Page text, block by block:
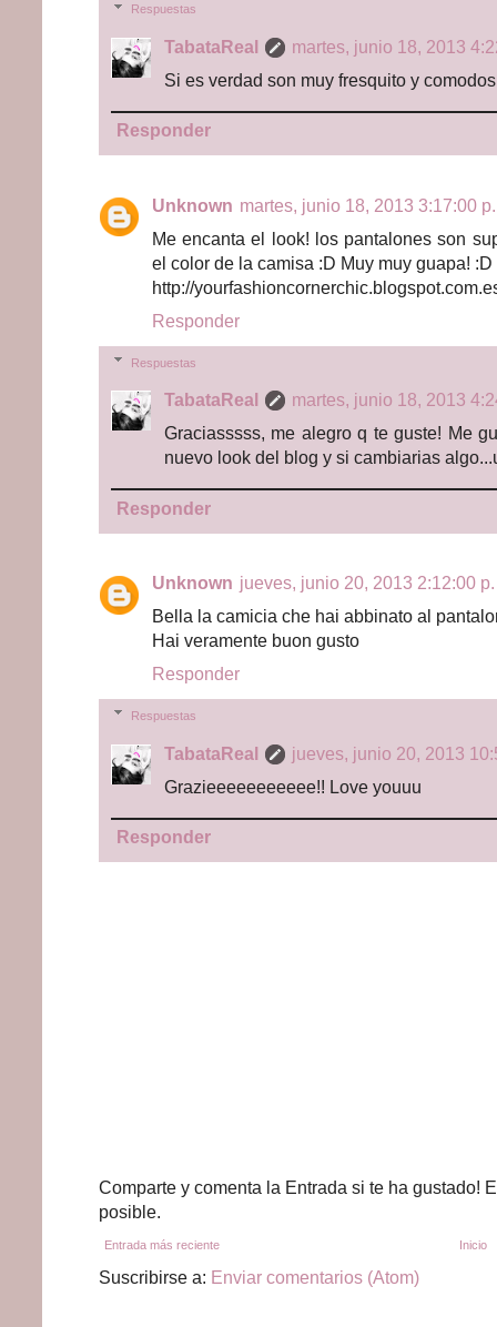
Respuestas
TabataReal
martes, junio 18, 2013
Si es verdad son muy fresquito y
Responder
Unknown martes, junio 18, 2013 3:17:00
Me encanta el look! los pantalones son
el color de la camisa :D Muy muy guapa!
http://
Responder
Respuestas
TabataReal
martes, junio 18, 2013
Graciasssss, me alegro q te guste! Me
nuevo look del blog y si cambiarias
Responder
Unknown jueves, junio 20, 2013 2:12:00 p.
Bella la camicia che hai abbinato al
Hai veramente buon gusto
Responder
Respuestas
TabataReal
jueves, junio 20, 2013
Grazieeeeeeeeeee!! Love youuu
Responder
Comparte y comenta la Entrada si te ha gustado!
posible.
Entrada más reciente Inicio
Suscribirse a: Enviar comentarios (Atom)